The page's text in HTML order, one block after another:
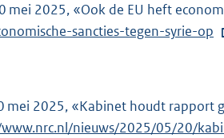
mei 2025, «Ook de EU heft
sancties-tegen-syrie-op
mei 2025, «Kabinet houdt rapport
nieuws/2025/05/20/